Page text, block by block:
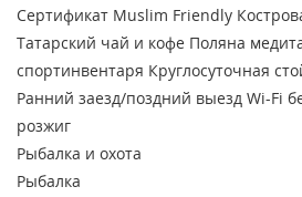
Сертификат Muslim Friendly
Татарский чай и кофе Поляна
спортинвентаря Круглосуточная
Ранний заезд/поздний выезд Wi-Fi
розжиг
Рыбалка и охота
Рыбалка